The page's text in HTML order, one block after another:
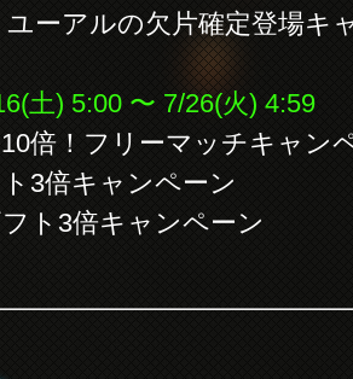
ーアルの欠片確定登場キ
土) 5:00 〜 7/26(火) 4:59
倍！フリーマッチキャン
3倍キャンペーン
ト3倍キャンペーン